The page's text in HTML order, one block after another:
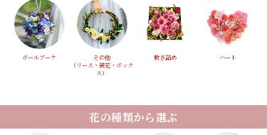
ボールブーケ
その他
（リース・装花・ボック
ス）
敷き詰め ハート
花の種類から選ぶ